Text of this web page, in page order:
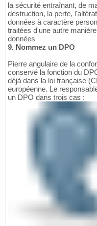
la sécurité entraînant, de
destruction, la perte,
données à caractère
traitées d'une autre
données
9. Nommez un DPO
Pierre angulaire de la
conservé la fonction du
déjà dans la loi française
européenne. Le
un DPO dans trois cas :